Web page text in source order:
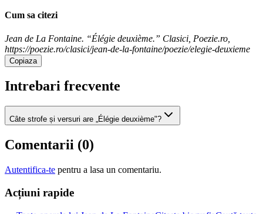
Cum sa citezi
Jean de La Fontaine. “Élégie deuxième.” Clasici, Poezie.ro,
https://poezie.ro/clasici/jean-de-la-fontaine/poezie/elegie-deuxieme
Copiaza
Intrebari frecvente
Câte strofe și versuri are „Élégie deuxième"?
Comentarii (0)
Autentifica-te pentru a lasa un comentariu.
Acțiuni rapide